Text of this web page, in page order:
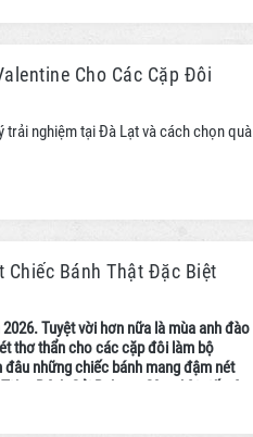
Cho Các Cặp Đôi
trải nghiệm tại Đà Lạt và cách chọn quà
Bánh Thật Đặc Biệt
Tuyệt vời hơn nữa là mùa anh đào
thơ thẩn cho các cặp đôi làm bộ
những chiếc bánh mang đậm nét
đôi tình nhân nhé!